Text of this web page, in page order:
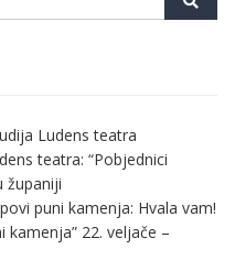
Ludens teatra
teatra: “Pobjednici
županiji
puni kamenja: Hvala vam!
kamenja” 22. veljače –